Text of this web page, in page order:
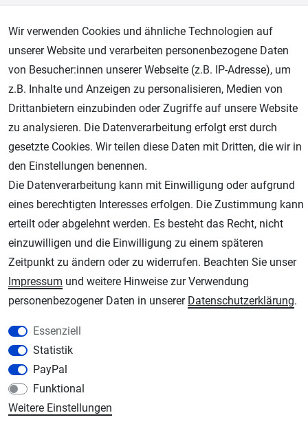
Unsere weiteren Shops:
Schmincke-City.de
Schmincke Künstlerfarben das Gesamtsortiment
Plotter-City.com
Schneideplotter, Transferpressen, Siebdruck und Plotterfolien
Military + Tabletop Plastikmodelle und Modellbau Farben - Bringen Sie Farbe ins
Spiel.
Im-Shop-kaufen.de
Küchen Zubehör - Haus/Garten - Tierbedarf
Wir verwenden Cookies und ähnliche Technologien auf
unserer Website und verarbeiten personenbezogene Daten
von Besucher:innen unserer Webseite (z.B. IP-Adresse), um
z.B. Inhalte und Anzeigen zu personalisieren, Medien von
Drittanbietern einzubinden oder Zugriffe auf unsere Website
zu analysieren. Die Datenverarbeitung erfolgt erst durch
gesetzte Cookies. Wir teilen diese Daten mit Dritten, die wir in
den Einstellungen benennen.
Die Datenverarbeitung kann mit Einwilligung oder aufgrund
eines berechtigten Interesses erfolgen. Die Zustimmung kann
erteilt oder abgelehnt werden. Es besteht das Recht, nicht
einzuwilligen und die Einwilligung zu einem späteren
Zeitpunkt zu ändern oder zu widerrufen. Beachten Sie unser
Impressum und weitere Hinweise zur Verwendung
personenbezogener Daten in unserer Daten­schutz­erklärung.
Essenziell
Statistik
PayPal
Funktional
Weitere Einstellungen